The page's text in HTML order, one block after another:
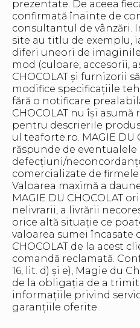
prezentate. De aceea
confirmată înainte de
consultantul de vânzări.
site au titlu de exemplu,
diferi uneori de
mod (culoare, accesorii,
CHOCOLAT și furnizorii
modifice specificațiile
fără o notificare
CHOCOLAT nu își
pentru descrierile
ul teaforte.ro. MAGIE DU
răspunde de eventualele
defecțiuni/
comercializate de
Valoarea maximă a
MAGIE DU CHOCOLAT
nelivrarii, a livrării
orice altă situație ce
valoarea sumei încasate
CHOCOLAT de la acest
comandă reclamată.
16, lit. d) și e), Magie du
de la obligația de a
informațiile privind
garanțiile oferite.